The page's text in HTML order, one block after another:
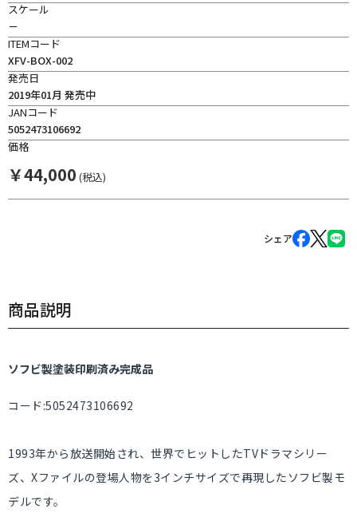
スケール
－
ITEMコード
XFV-BOX-002
発売日
2019年01月 発売中
JANコード
5052473106692
価格
￥44,000 (税込)
シェア
商品説明
ソフビ製塗装印刷済み完成品
コード:5052473106692
1993年から放送開始され、世界でヒットしたTVドラマシリー
ズ、Xファイルの登場人物を3インチサイズで再現したソフビ製モ
デルです。